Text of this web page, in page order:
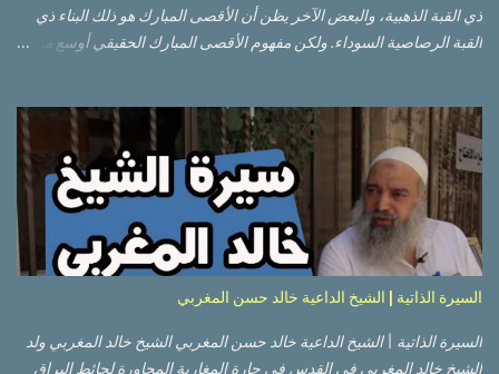
ذي القبة الذهبية، والبعض الآخر يظن أن الأقصى المبارك هو ذلك البناء ذي
القبة الرصاصية السوداء. ولكن مفهوم الأقصى المبارك الحقيقي أوسع من
تلة في الزاوية الجنوبية الشرقية من مدينة القدس القديمة المسورة (البلدة
القديمة) والتي تقع في شرقي القدس فيالضفة الغربية. والمسجد الأقصى له
سور أيضاً وهو على شكل مضلع غير منتظم مساحته حوالي 144 دونم (144
كم متر مربع). المسجد الأقصى على تلة حارات البلدة القديمة – القدس
العتيقة كما هي اليوم يشمل المسجد الأقصى: قبة الصخرة المشرفة، (ذات
القبة الذهبية) والموجودة في موقع القلب بالنسبة للمسجد الأقصى
(ويستخدم الآن كمصلى للنساء يوم الجمعة). المصلى القِبلِي (المسجد
الجنوبي أو مبنى المسجد الأقصى)، ذي القبة الرصاصية السوداء، والواقع أ...
السيرة الذاتية | الشيخ الداعية خالد حسن المغربي
السيرة الذاتية | الشيخ الداعية خالد حسن المغربي الشيخ خالد المغربي ولد
الشيخ خالد المغربي في القدس في حارة المغاربة المجاورة لحائط البراق